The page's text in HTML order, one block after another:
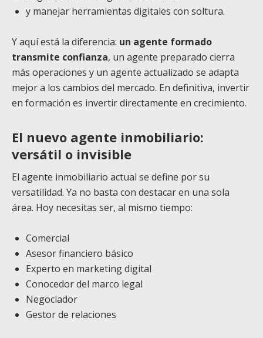
y manejar herramientas digitales con soltura.
Y aquí está la diferencia: un agente formado
transmite confianza, un agente preparado cierra
más operaciones y un agente actualizado se adapta
mejor a los cambios del mercado. En definitiva, invertir
en formación es invertir directamente en crecimiento.
El nuevo agente inmobiliario:
versátil o invisible
El agente inmobiliario actual se define por su
versatilidad. Ya no basta con destacar en una sola
área. Hoy necesitas ser, al mismo tiempo:
Comercial
Asesor financiero básico
Experto en marketing digital
Conocedor del marco legal
Negociador
Gestor de relaciones